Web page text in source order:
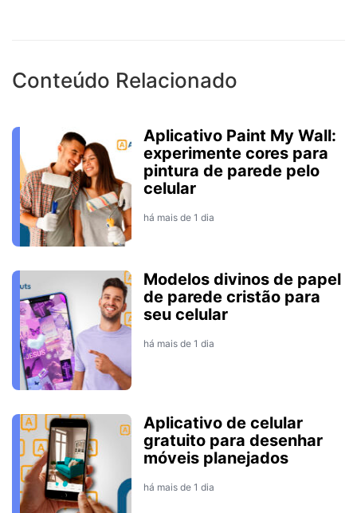
Conteúdo Relacionado
Aplicativo Paint My Wall:
experimente cores para
pintura de parede pelo
celular
há mais de 1 dia
Modelos divinos de papel
de parede cristão para
seu celular
há mais de 1 dia
Aplicativo de celular
gratuito para desenhar
móveis planejados
há mais de 1 dia